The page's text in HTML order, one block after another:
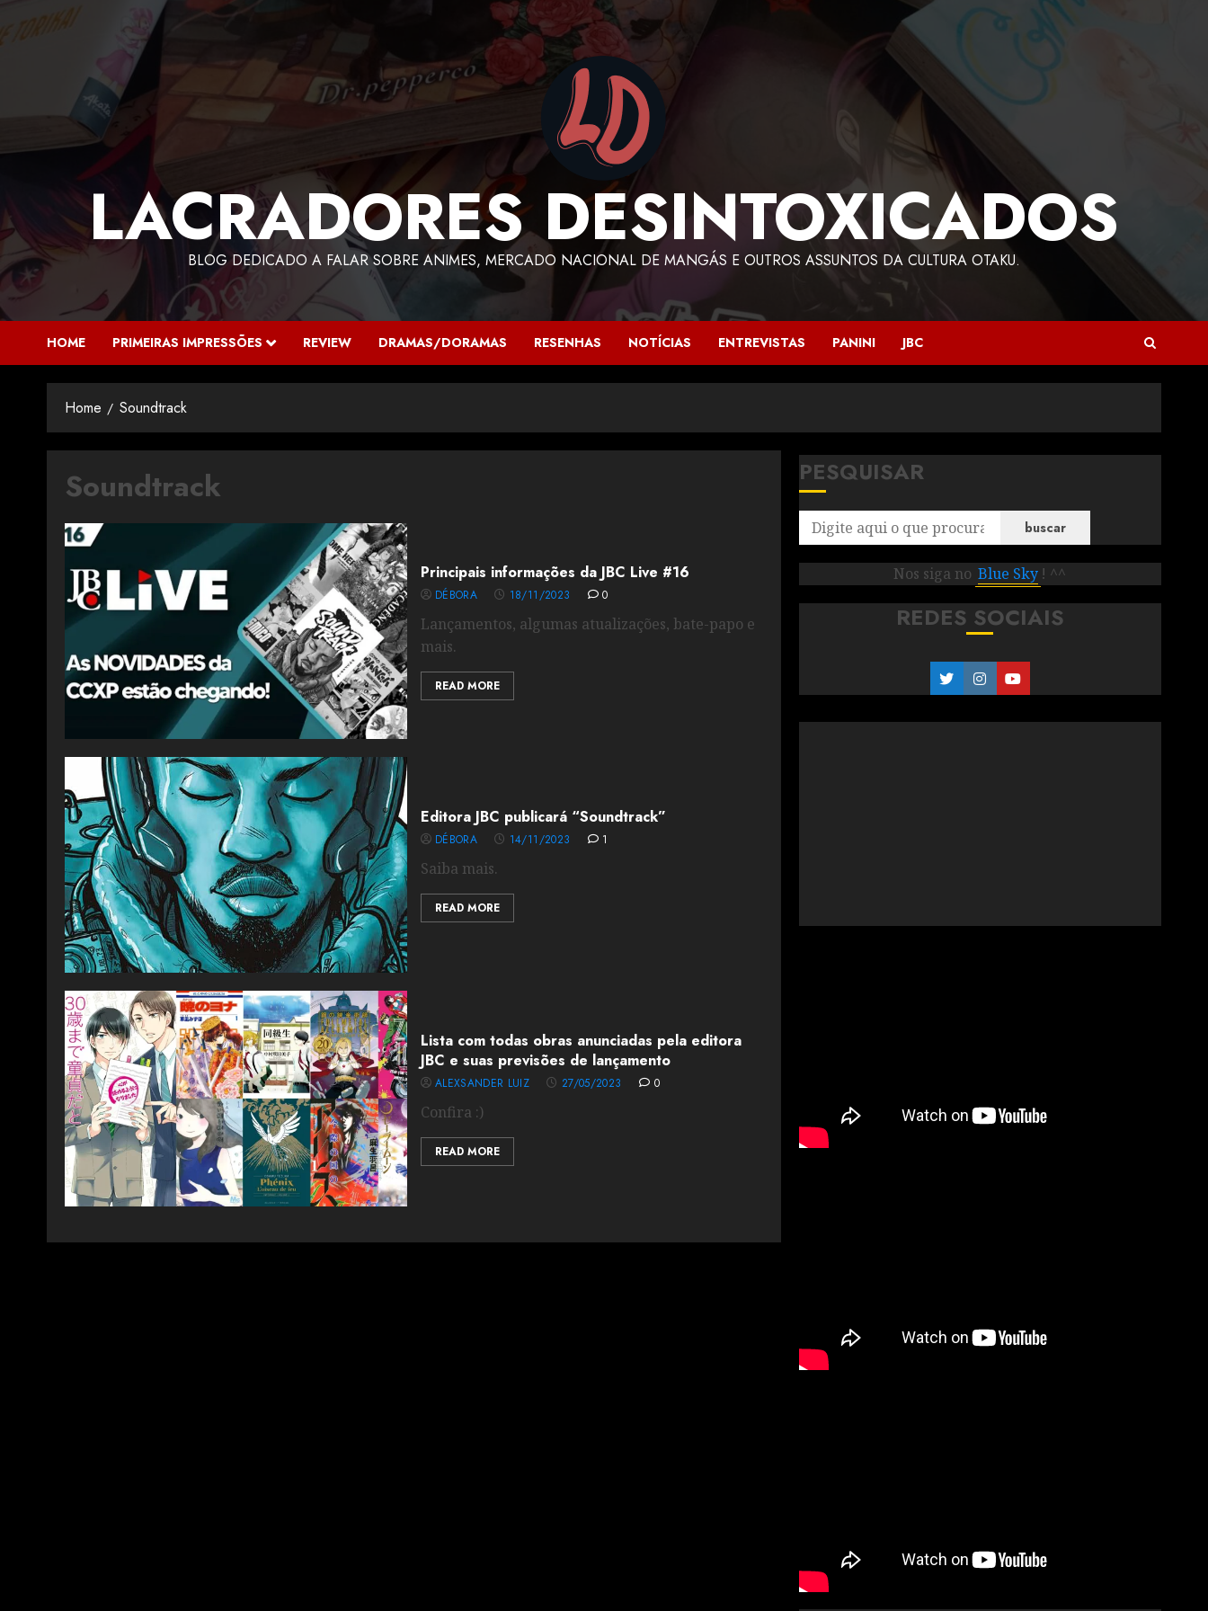
LACRADORES DESINTOXICADOS
BLOG DEDICADO A FALAR SOBRE ANIMES, MERCADO NACIONAL DE MANGÁS E OUTROS ASSUNTOS DA CULTURA OTAKU.
HOME PRIMEIRAS IMPRESSÕES REVIEW DRAMAS/DORAMAS RESENHAS NOTÍCIAS ENTREVISTAS PANINI JBC
Home Soundtrack
Soundtrack
Principais informações da JBC Live #16
DÉBORA 18/11/2023 0
Lançamentos, algumas atualizações, bate-papo e
mais.
READ MORE
Editora JBC publicará “Soundtrack”
DÉBORA 14/11/2023 1
Saiba mais.
READ MORE
Lista com todas obras anunciadas pela editora
JBC e suas previsões de lançamento
ALEXSANDER LUIZ 27/05/2023 0
Confira :)
READ MORE
PESQUISAR
buscar
Nos siga no Blue Sky ! ^^
REDES SOCIAIS